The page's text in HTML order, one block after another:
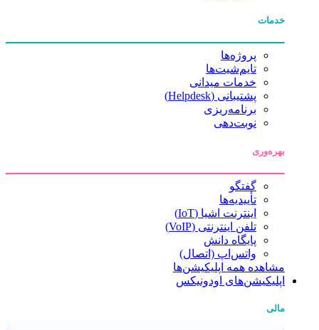
خدمات
پروژه‌ها
تایم‌شیت‌ها
خدمات میدانی
پشتیبانی (Helpdesk)
برنامه‌ریزی
نوبت‌دهی
بهره‌وری
گفتگو
تأییدیه‌ها
اینترنت اشیا (IoT)
تلفن اینترنتی (VoIP)
پایگاه دانش
واتس‌اپ (اتصال)
مشاهده همه اپلیکیشن‌ها
اپلیکیشن‌های اودونیکس
مالی